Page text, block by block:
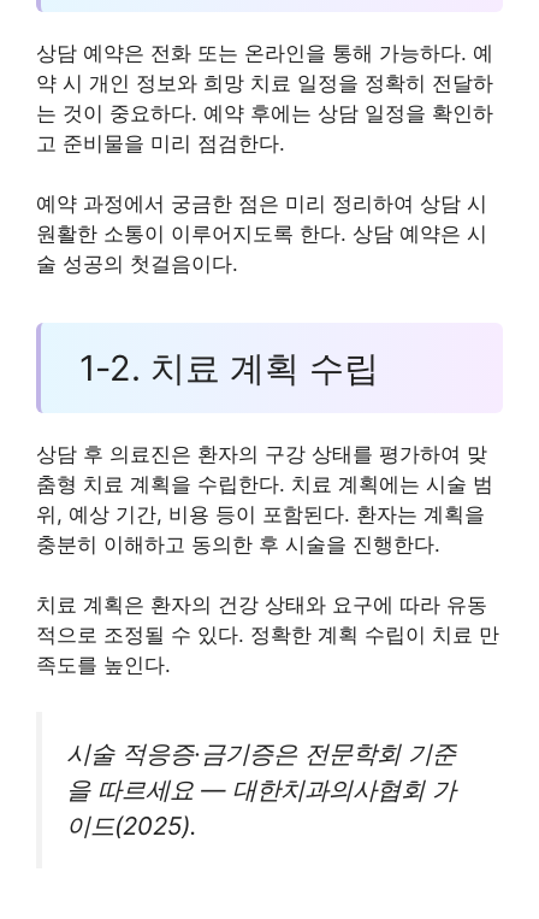
상담 예약은 전화 또는 온라인을 통해 가능하다. 예
약 시 개인 정보와 희망 치료 일정을 정확히 전달하
는 것이 중요하다. 예약 후에는 상담 일정을 확인하
고 준비물을 미리 점검한다.
예약 과정에서 궁금한 점은 미리 정리하여 상담 시
원활한 소통이 이루어지도록 한다. 상담 예약은 시
술 성공의 첫걸음이다.
1-2. 치료 계획 수립
상담 후 의료진은 환자의 구강 상태를 평가하여 맞
춤형 치료 계획을 수립한다. 치료 계획에는 시술 범
위, 예상 기간, 비용 등이 포함된다. 환자는 계획을
충분히 이해하고 동의한 후 시술을 진행한다.
치료 계획은 환자의 건강 상태와 요구에 따라 유동
적으로 조정될 수 있다. 정확한 계획 수립이 치료 만
족도를 높인다.
시술 적응증·금기증은 전문학회 기준
을 따르세요 — 대한치과의사협회 가
이드(2025).